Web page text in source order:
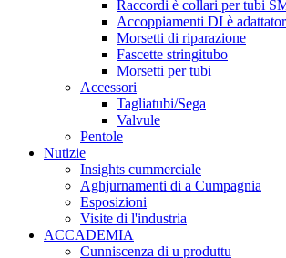
Raccordi è collari per tubi
Accoppiamenti DI è
Morsetti di riparazione
Fascette stringitubo
Morsetti per tubi
Accessori
Tagliatubi/Sega
Valvule
Pentole
Nutizie
Insights cummerciale
Aghjurnamenti di a Cumpagnia
Esposizioni
Visite di l'industria
ACCADEMIA
Cunniscenza di u produttu